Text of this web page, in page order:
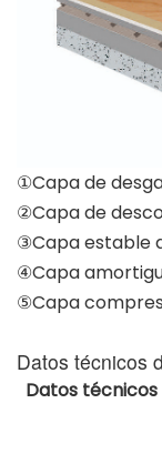
①Capa de
②Capa de
③Capa estable
④Capa
⑤Capa
Datos técnicos
Datos técnicos